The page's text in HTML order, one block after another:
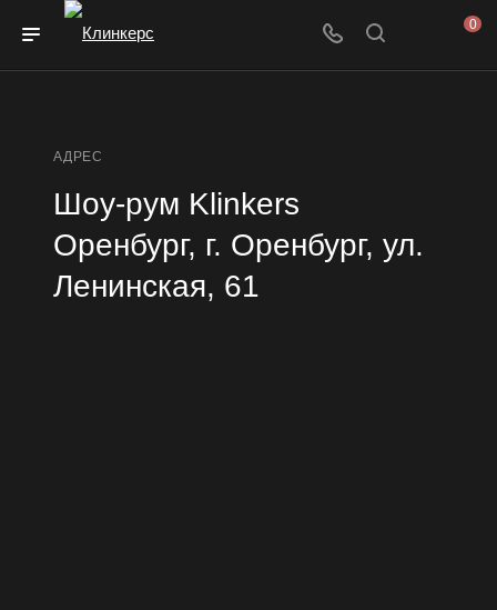
0
АДРЕС
Шоу-рум Klinkers
Оренбург, г. Оренбург, ул.
Ленинская, 61